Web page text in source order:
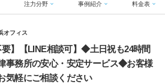
注力分野 事例紹介 料金表
オフィス
要】【LINE相談可】◆土日祝も24時間
務所の安心・安定サービス◆お客様
気軽にご相談ください